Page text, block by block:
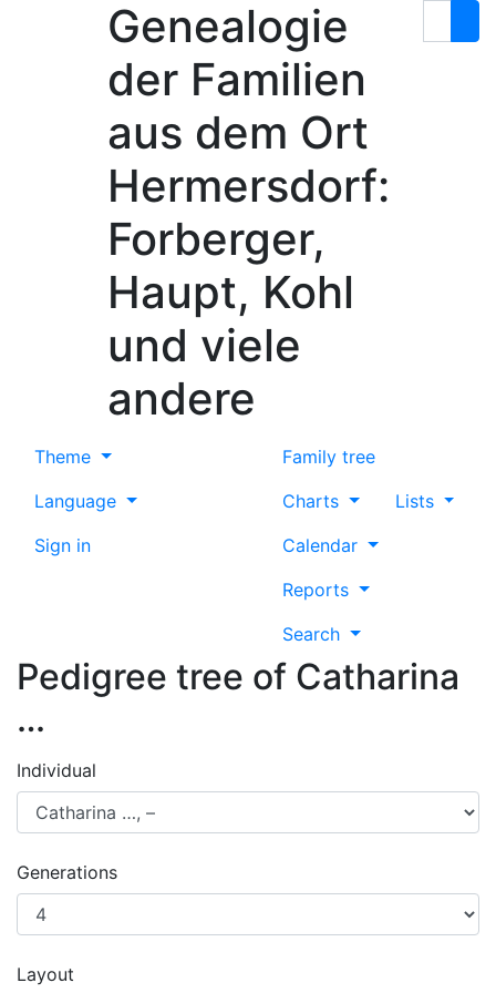
Genealogie
der Familien
aus dem Ort
Hermersdorf:
Forberger,
Haupt, Kohl
und viele
andere
Theme
Language
Sign in
Family tree
Charts
Lists
Calendar
Reports
Search
Pedigree tree of Catharina
…
Individual
Generations
Layout